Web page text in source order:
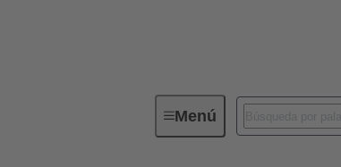
MenúSerie